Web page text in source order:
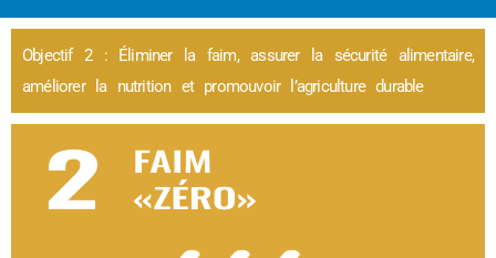
Objectif 2 : Éliminer la faim, assurer la sécurité alimentaire,
améliorer la nutrition et promouvoir l’agriculture durable